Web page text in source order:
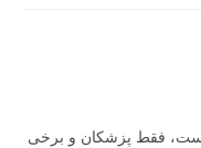
است، فقط پزشکان و برخی